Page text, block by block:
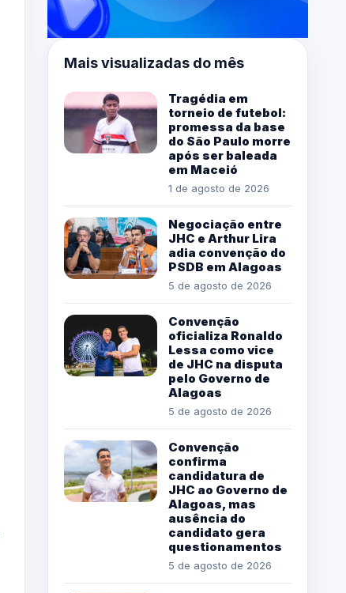
Mais visualizadas do mês
Tragédia em
torneio de futebol:
promessa da base
do São Paulo morre
após ser baleada
em Maceió
1 de agosto de 2026
Negociação entre
JHC e Arthur Lira
adia convenção do
PSDB em Alagoas
5 de agosto de 2026
Convenção
oficializa Ronaldo
Lessa como vice
de JHC na disputa
pelo Governo de
Alagoas
5 de agosto de 2026
Convenção
confirma
candidatura de
JHC ao Governo de
Alagoas, mas
ausência do
candidato gera
questionamentos
5 de agosto de 2026